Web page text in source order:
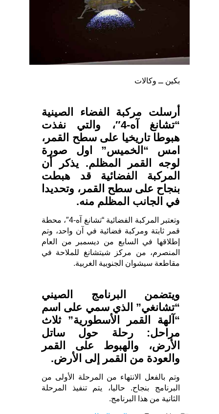
بكين ــ وكالات
أرسلت مركبة الفضاء الصينية
“تشانغ آه-4″، والتي نفذت
هبوطا تاريخيا على سطح القمر،
امس “الخميس” اول صورة
لوجه القمر المظلم. يذكر أن
المركبة الفضائية قد هبطت
بنجاح على سطح القمر، وتحديدا
في الجانب المظلم منه.
وتعتبر المركبة الفضائية “تشانغ آه-4″، محطة
قمر ثابتة ومركبة فضائية في آن واحد، وتم
إطلاقها في السابع من ديسمبر من العام
المنصرم، من مركز شيتشانغ للملاحة في
مقاطعة سيشوان الجنوبية الغربية.
ويتضمن البرنامج الصيني
“تشانغي” الذي سمي على اسم
“آلهة القمر الأسطورية” ثلاث
مراحل: رحلة حول ساتل
الأرض، والهبوط على القمر
والعودة من القمر إلى الأرض.
وتم بالفعل الانتهاء من المرحلة الأولى من
البرنامج بنجاح. حاليا، يتم تنفيذ المرحلة
الثانية من هذا البرنامج.